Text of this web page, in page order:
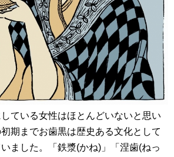
ている女性はほとんどいないと思い
期までお歯黒は歴史ある文化として
ました。「鉄漿(かね)」「涅歯(ねっ